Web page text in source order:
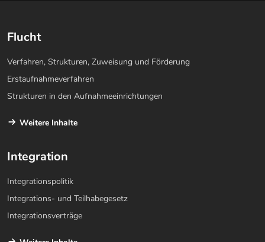
Flucht
Verfahren, Strukturen, Zuweisung und Förderung
Erstaufnahmeverfahren
Strukturen in den Aufnahmeeinrichtungen
Weitere Inhalte
Integration
Integrationspolitik
Integrations- und Teilhabegesetz
Integrationsverträge